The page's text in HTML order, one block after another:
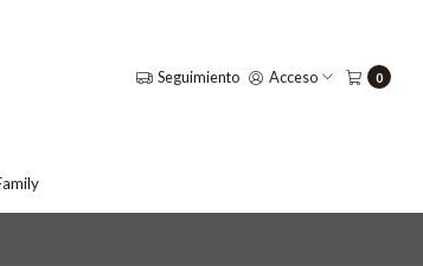
Seguimiento Acceso 0